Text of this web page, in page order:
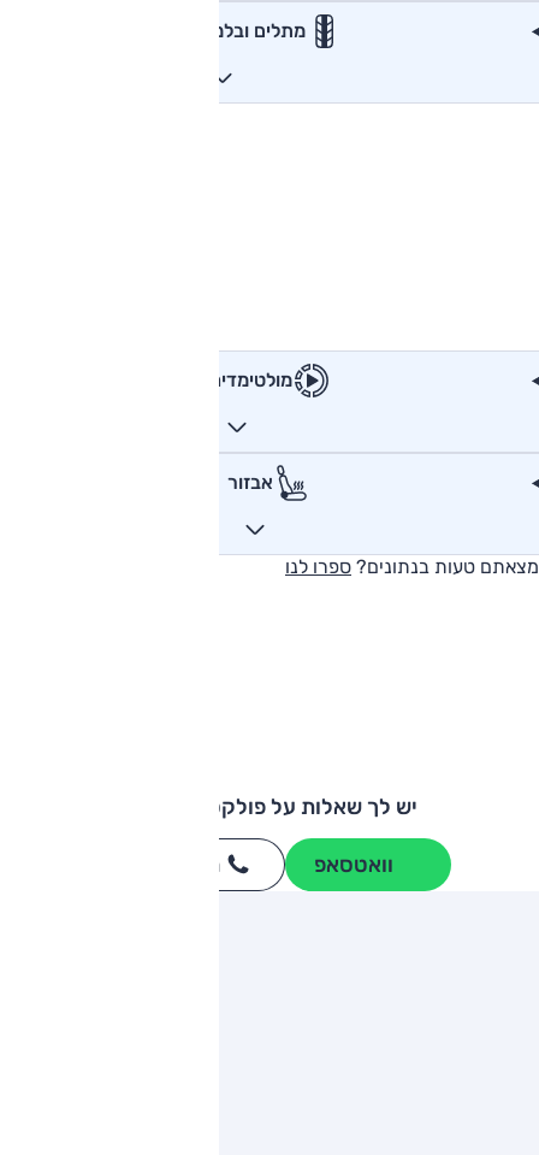
מתלים ובלמים
מולטימדיה
אבזור
מצאתם טעות בנתונים? ספרו לנו
יש לך שאלות על פולקסווגן גולף?
וואטסאפ חייגו